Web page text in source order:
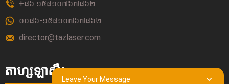
+៨៦ ១៥៨១០៧៦៧៨៦២
០០៨៦-១៥៨១០៧៦៧៨៦២
director@tazlaser.com
តាហ្សឡាសឺរ
Leave Your Message